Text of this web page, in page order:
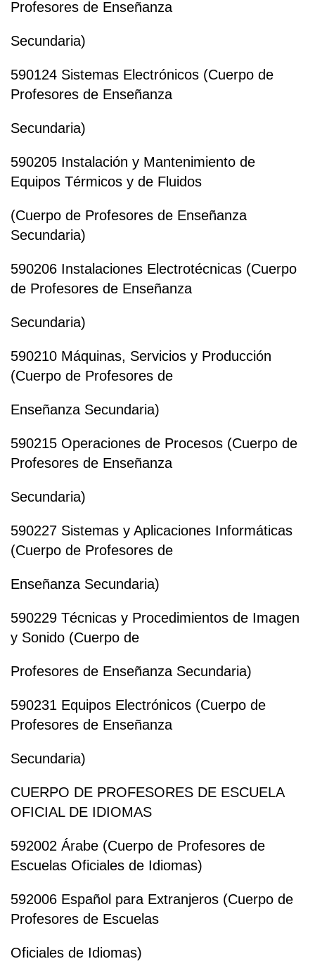
Profesores de Enseñanza
Secundaria)
590124 Sistemas Electrónicos (Cuerpo de
Profesores de Enseñanza
Secundaria)
590205 Instalación y Mantenimiento de
Equipos Térmicos y de Fluidos
(Cuerpo de Profesores de Enseñanza
Secundaria)
590206 Instalaciones Electrotécnicas (Cuerpo
de Profesores de Enseñanza
Secundaria)
590210 Máquinas, Servicios y Producción
(Cuerpo de Profesores de
Enseñanza Secundaria)
590215 Operaciones de Procesos (Cuerpo de
Profesores de Enseñanza
Secundaria)
590227 Sistemas y Aplicaciones Informáticas
(Cuerpo de Profesores de
Enseñanza Secundaria)
590229 Técnicas y Procedimientos de Imagen
y Sonido (Cuerpo de
Profesores de Enseñanza Secundaria)
590231 Equipos Electrónicos (Cuerpo de
Profesores de Enseñanza
Secundaria)
CUERPO DE PROFESORES DE ESCUELA
OFICIAL DE IDIOMAS
592002 Árabe (Cuerpo de Profesores de
Escuelas Oficiales de Idiomas)
592006 Español para Extranjeros (Cuerpo de
Profesores de Escuelas
Oficiales de Idiomas)